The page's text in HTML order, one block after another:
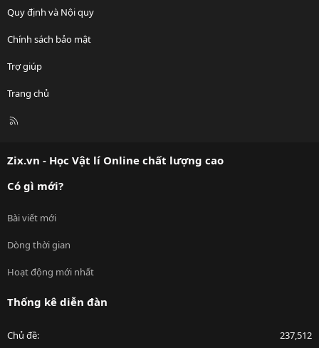
Quy định và Nội quy
Chính sách bảo mật
Trợ giúp
Trang chủ
R
Zix.vn - Học Vật lí Online chất lượng cao
Có gì mới?
Bài viết mới
Dòng thời gian
Hoạt động mới nhất
Thống kê diễn đàn
Chủ đề 237,512